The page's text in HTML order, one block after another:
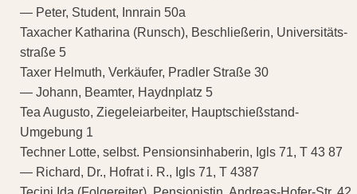
— Peter, Student, Innrain 50a
Taxacher Katharina (Runsch), Beschließerin, Universitäts-
straße 5
Taxer Helmuth, Verkäufer, Pradler Straße 30
— Johann, Beamter, Haydnplatz 5
Tea Augusto, Ziegeleiarbeiter, Hauptschießstand-
Umgebung 1
Techner Lotte, selbst. Pensionsinhaberin, Igls 71, T 43 87
— Richard, Dr., Hofrat i. R., Igls 71, T 4387